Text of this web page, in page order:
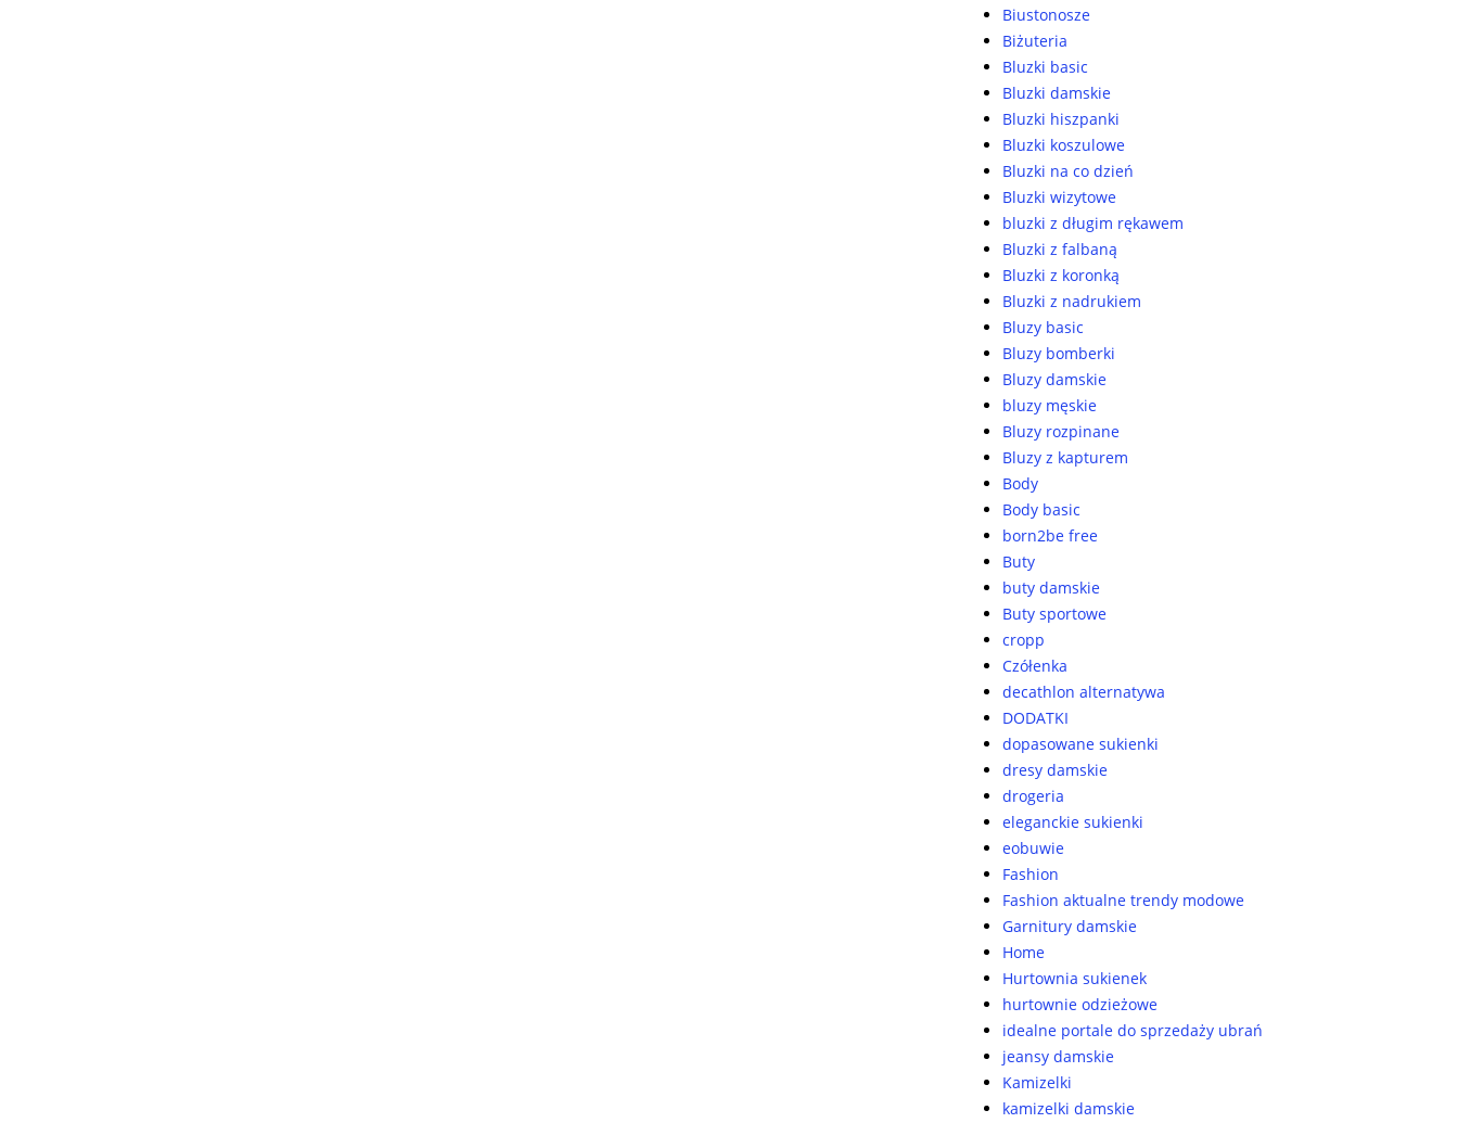
Biustonosze
Biżuteria
Bluzki basic
Bluzki damskie
Bluzki hiszpanki
Bluzki koszulowe
Bluzki na co dzień
Bluzki wizytowe
bluzki z długim rękawem
Bluzki z falbaną
Bluzki z koronką
Bluzki z nadrukiem
Bluzy basic
Bluzy bomberki
Bluzy damskie
bluzy męskie
Bluzy rozpinane
Bluzy z kapturem
Body
Body basic
born2be free
Buty
buty damskie
Buty sportowe
cropp
Czółenka
decathlon alternatywa
DODATKI
dopasowane sukienki
dresy damskie
drogeria
eleganckie sukienki
eobuwie
Fashion
Fashion aktualne trendy modowe
Garnitury damskie
Home
Hurtownia sukienek
hurtownie odzieżowe
idealne portale do sprzedaży ubrań
jeansy damskie
Kamizelki
kamizelki damskie